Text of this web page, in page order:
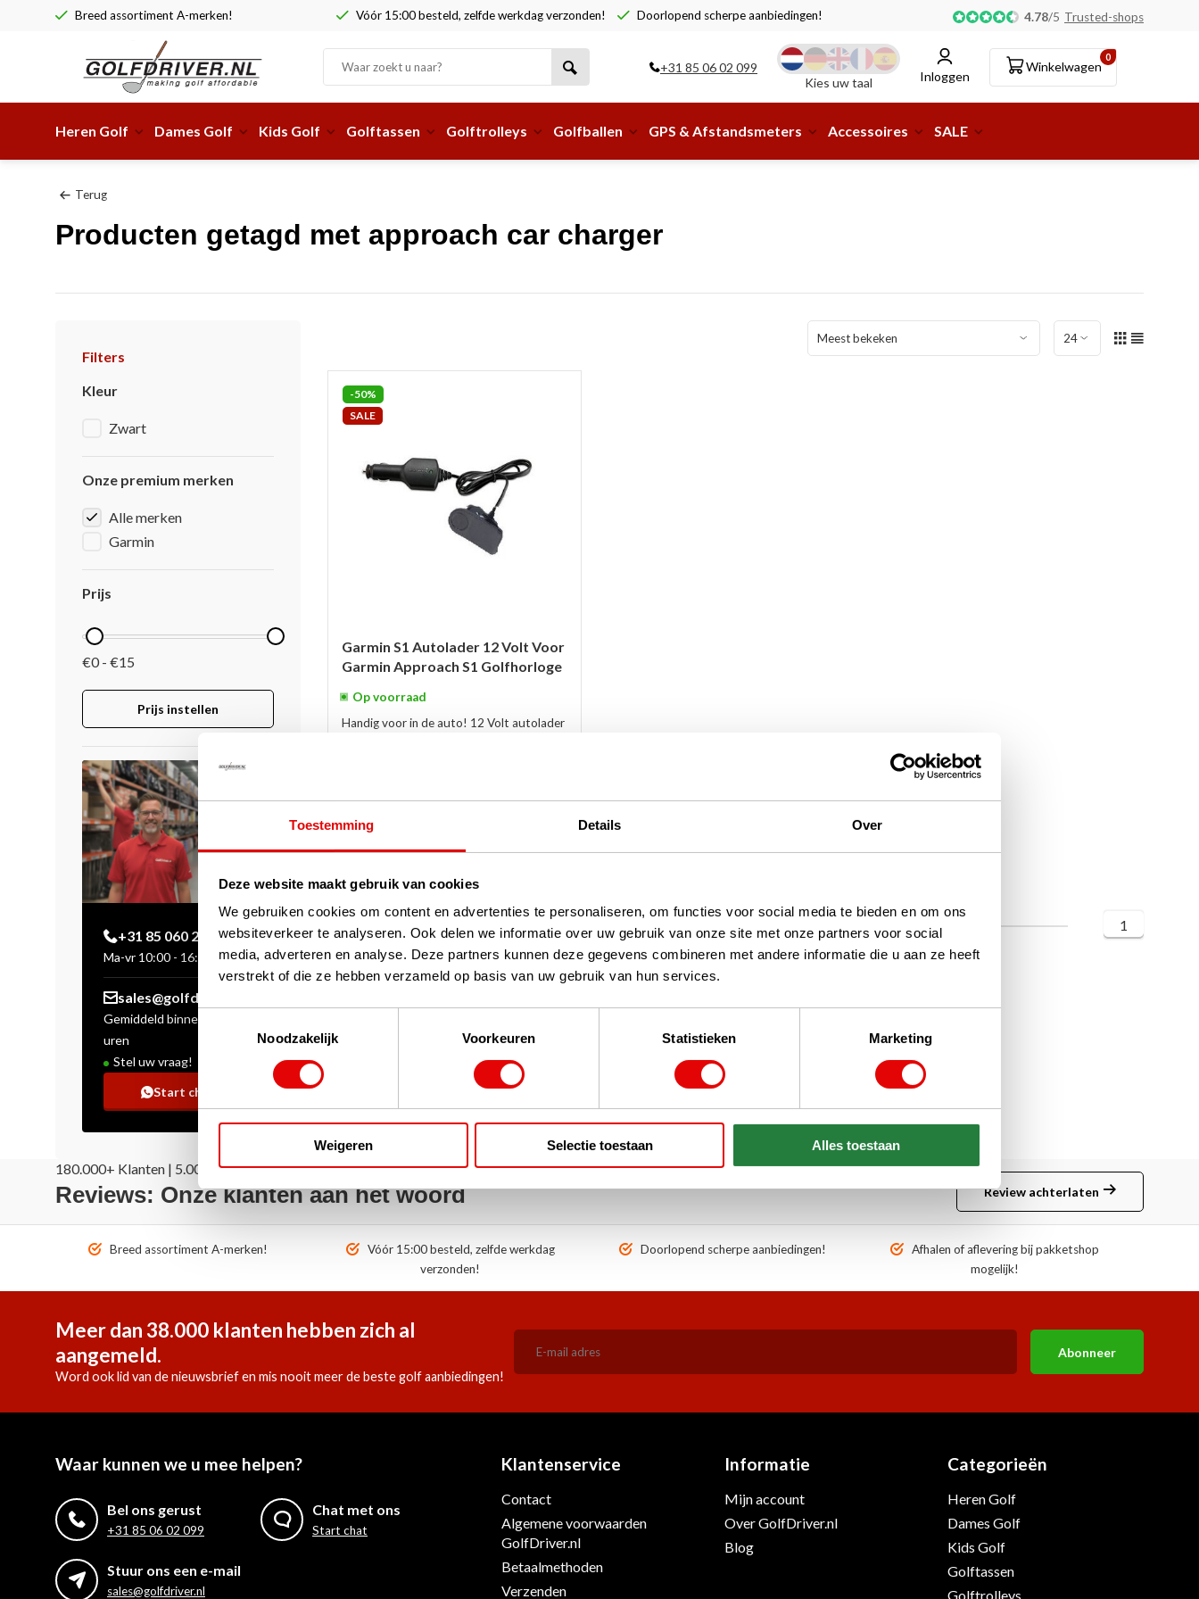
Toestemming Details Over
Deze website maakt gebruik van cookies
We gebruiken cookies om content en advertenties te personaliseren, om functies voor social media te bieden en om ons
websiteverkeer te analyseren. Ook delen we informatie over uw gebruik van onze site met onze partners voor social
media, adverteren en analyse. Deze partners kunnen deze gegevens combineren met andere informatie die u aan ze heeft
verstrekt of die ze hebben verzameld op basis van uw gebruik van hun services.
Toestemmingsselectie
Noodzakelijk
Voorkeuren Statistieken Marketing
Weigeren Selectie toestaan Alles toestaan
Breed assortiment A-merken! Vóór 15:00 besteld, zelfde werkdag verzonden! Doorlopend scherpe aanbiedingen! Afhalen of aflevering bij pakketshop mogelijk!
4.78/5 Trusted-shops
+31 85 06 02 099
Kies uw taal
Inloggen
0
Winkelwagen
Heren Golf Dames Golf Kids Golf Golftassen Golftrolleys Golfballen GPS & Afstandsmeters Accessoires SALE
Terug
Producten getagd met approach car charger
Filters
Kleur
Zwart
Onze premium merken
Alle merken
Garmin
Prijs
€0 - €15
Prijs instellen
+31 85 060 20 99
Ma-vr 10:00 - 16:00 uur
sales@golfdriver.nl
Gemiddeld binnen enkele
uren
Stel uw vraag!
Start chat
-50%
SALE
Garmin S1 Autolader 12 Volt Voor
Garmin Approach S1 Golfhorloge
Op voorraad
Handig voor in de auto! 12 Volt autolader
€15,00
Pagina 1 van 1 1
180.000+ Klanten | 5.000+ Reviews | Trusted Shops, TrustPilot, Google
Reviews: Onze klanten aan het woord Review achterlaten
Breed assortiment A-merken!
Vóór 15:00 besteld, zelfde werkdag
verzonden!
Doorlopend scherpe aanbiedingen!
Afhalen of aflevering bij pakketshop
mogelijk!
Meer dan 38.000 klanten hebben zich al
aangemeld.
Word ook lid van de nieuwsbrief en mis nooit meer de beste golf aanbiedingen!
Abonneer
Waar kunnen we u mee helpen?
Bel ons gerust
+31 85 06 02 099
Chat met ons
Start chat
Stuur ons een e-mail
sales@golfdriver.nl
Klantenservice
Contact
Algemene voorwaarden
GolfDriver.nl
Betaalmethoden
Verzenden
Informatie
Mijn account
Over GolfDriver.nl
Blog
Categorieën
Heren Golf
Dames Golf
Kids Golf
Golftassen
Golftrolleys